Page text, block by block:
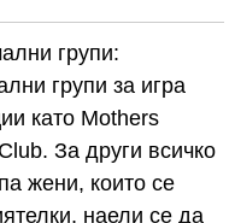
групи:
групи за игра
като Mothers
За други всичко
жени, които се
наели се да